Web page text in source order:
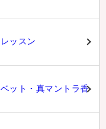
ッスン
ット・真マントラ香